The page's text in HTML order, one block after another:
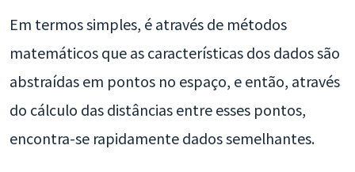
Em termos simples, é através de métodos
matemáticos que as características dos dados são
abstraídas em pontos no espaço, e então, através
do cálculo das distâncias entre esses pontos,
encontra-se rapidamente dados semelhantes.